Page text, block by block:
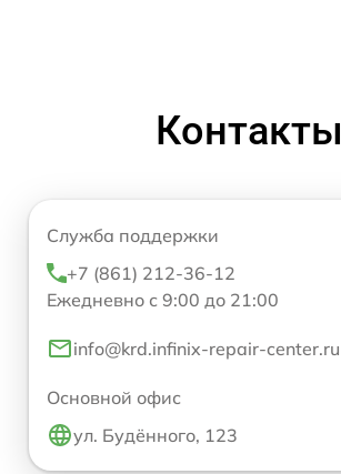
Контакты
Служба поддержки
+7 (861) 212-36-12
Ежедневно с 9:00 до 21:00
info@krd.infinix-repair-center.ru
Основной офис
ул. Будённого, 123